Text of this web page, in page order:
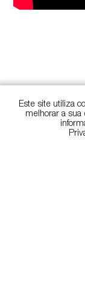
Este site utiliza
melhorar a sua